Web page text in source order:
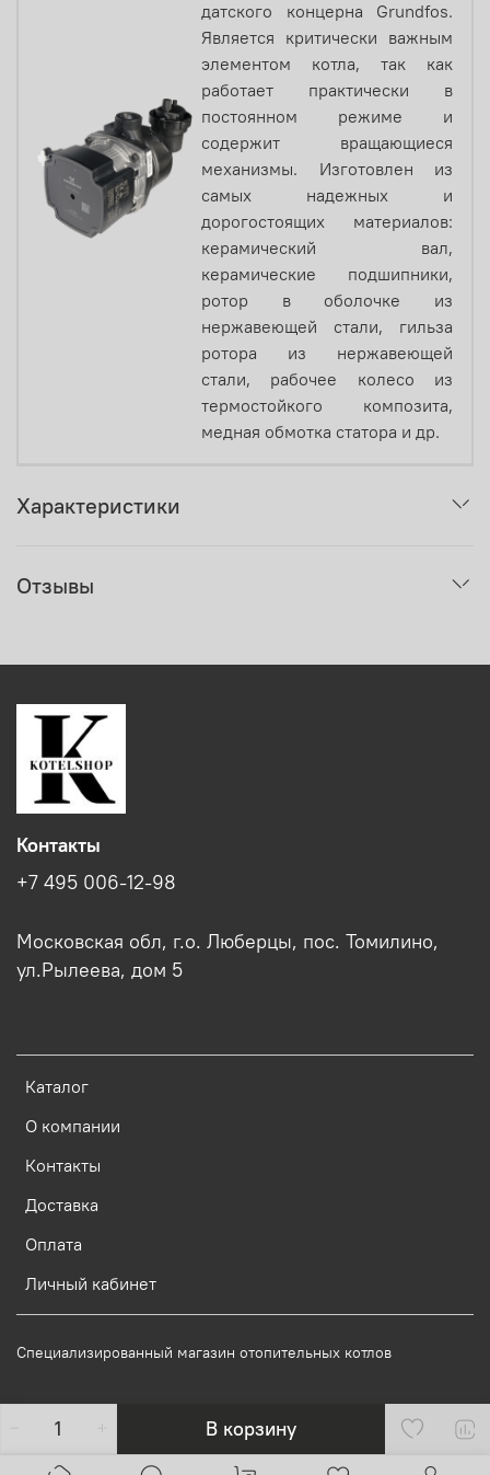
В корзину
датского концерна Grundfos.
Является критически важным
элементом котла, так как
работает практически в
постоянном режиме и
содержит вращающиеся
механизмы. Изготовлен из
самых надежных и
дорогостоящих материалов:
керамический вал,
керамические подшипники,
ротор в оболочке из
нержавеющей стали, гильза
ротора из нержавеющей
стали, рабочее колесо из
термостойкого композита,
медная обмотка статора и др.
Характеристики
Отзывы
Каталог
О компании
Контакты
Доставка
Оплата
Личный кабинет
Контакты
+7 495 006-12-98
Московская обл, г.о. Люберцы, пос. Томилино,
ул.Рылеева, дом 5
Специализированный магазин отопительных котлов